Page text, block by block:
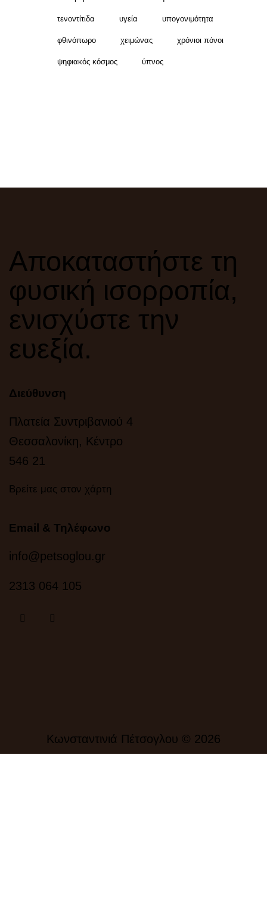
τενοντίτιδα υγεία υπογονιμότητα
φθινόπωρο χειμώνας χρόνιοι πόνοι
ψηφιακός κόσμος ύπνος
Αποκαταστήστε τη
φυσική ισορροπία,
ενισχύστε την
ευεξία.
Διεύθυνση
Πλατεία Συντριβανιού 4
Θεσσαλονίκη, Κέντρο
546 21
Βρείτε μας στον χάρτη
Email & Τηλέφωνο
info@petsoglou.gr
2313 064 105
Κωνσταντινιά Πέτσογλου © 2026